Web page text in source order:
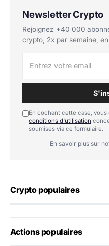
Newsletter Crypto
Rejoignez +40 000
crypto, 2x par semaine,
En cochant cette case,
conditions d'utilisation
soumises via ce formulaire.
En savoir plus sur
Crypto populaires
Actions populaires